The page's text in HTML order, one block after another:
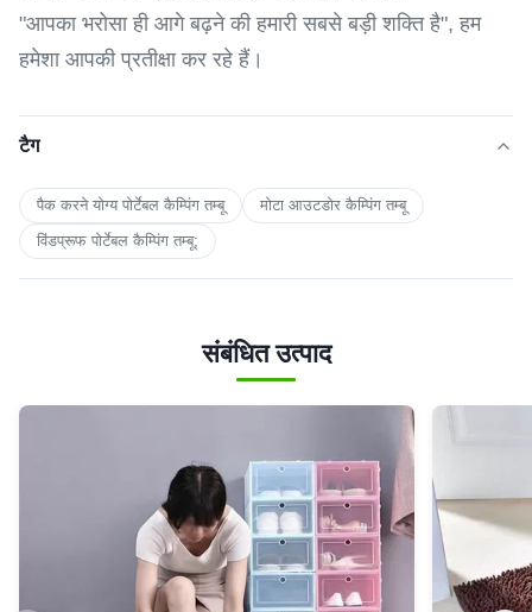
"आपका भरोसा ही आगे बढ़ने की हमारी सबसे बड़ी शक्ति है", हम
हमेशा आपकी प्रतीक्षा कर रहे हैं।
टैग
पैक करने योग्य पोर्टेबल कैम्पिंग तम्बू
मोटा आउटडोर कैम्पिंग तम्बू
विंडप्रूफ पोर्टेबल कैम्पिंग तम्बू;
संबंधित उत्पाद